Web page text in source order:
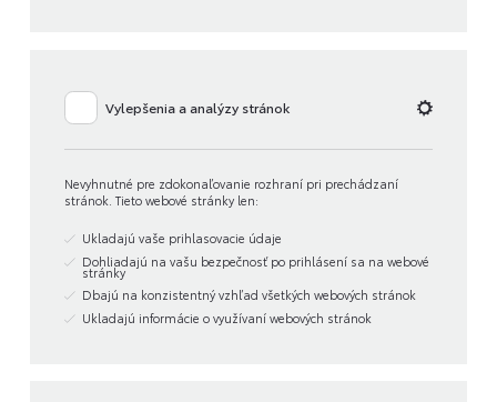
Vylepšenia a analýzy stránok
Nevyhnutné pre zdokonaľovanie rozhraní pri prechádzaní
stránok. Tieto webové stránky len:
Ukladajú vaše prihlasovacie údaje
Dohliadajú na vašu bezpečnosť po prihlásení sa na webové
stránky
Dbajú na konzistentný vzhľad všetkých webových stránok
Ukladajú informácie o využívaní webových stránok